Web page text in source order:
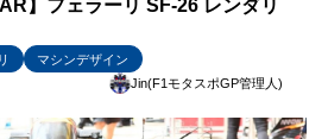
】フェラーリ SF-26 レンダリ
マシンデザイン
Jin(F1モタスポGP管理人)